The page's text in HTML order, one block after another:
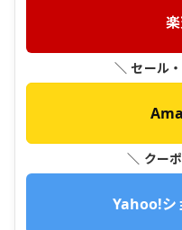
＼ セール
＼ クー
Yahoo!シ